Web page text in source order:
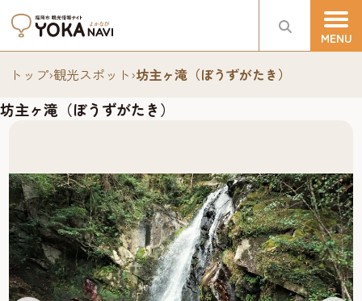
トップ›観光スポット›坊主ヶ滝（ぼうずがたき）
坊主ヶ滝（ぼうずがたき）